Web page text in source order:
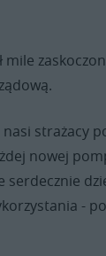
strażacy
nowej
serdecznie
-